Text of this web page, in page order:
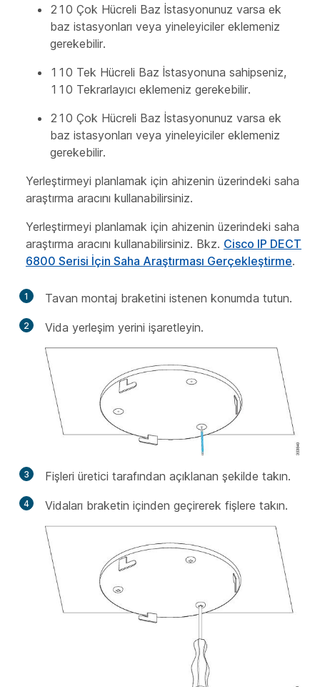
210 Çok Hücreli Baz İstasyonunuz varsa ek
baz istasyonları veya yineleyiciler eklemeniz
gerekebilir.
110 Tek Hücreli Baz İstasyonuna sahipseniz,
110 Tekrarlayıcı eklemeniz gerekebilir.
210 Çok Hücreli Baz İstasyonunuz varsa ek
baz istasyonları veya yineleyiciler eklemeniz
gerekebilir.
Yerleştirmeyi planlamak için ahizenin üzerindeki saha
araştırma aracını kullanabilirsiniz.
Yerleştirmeyi planlamak için ahizenin üzerindeki saha
araştırma aracını kullanabilirsiniz. Bkz. Cisco IP DECT
6800 Serisi İçin Saha Araştırması Gerçekleştirme.
1 Tavan montaj braketini istenen konumda tutun.
2 Vida yerleşim yerini işaretleyin.
3 Fişleri üretici tarafından açıklanan şekilde takın.
4 Vidaları braketin içinden geçirerek fişlere takın.